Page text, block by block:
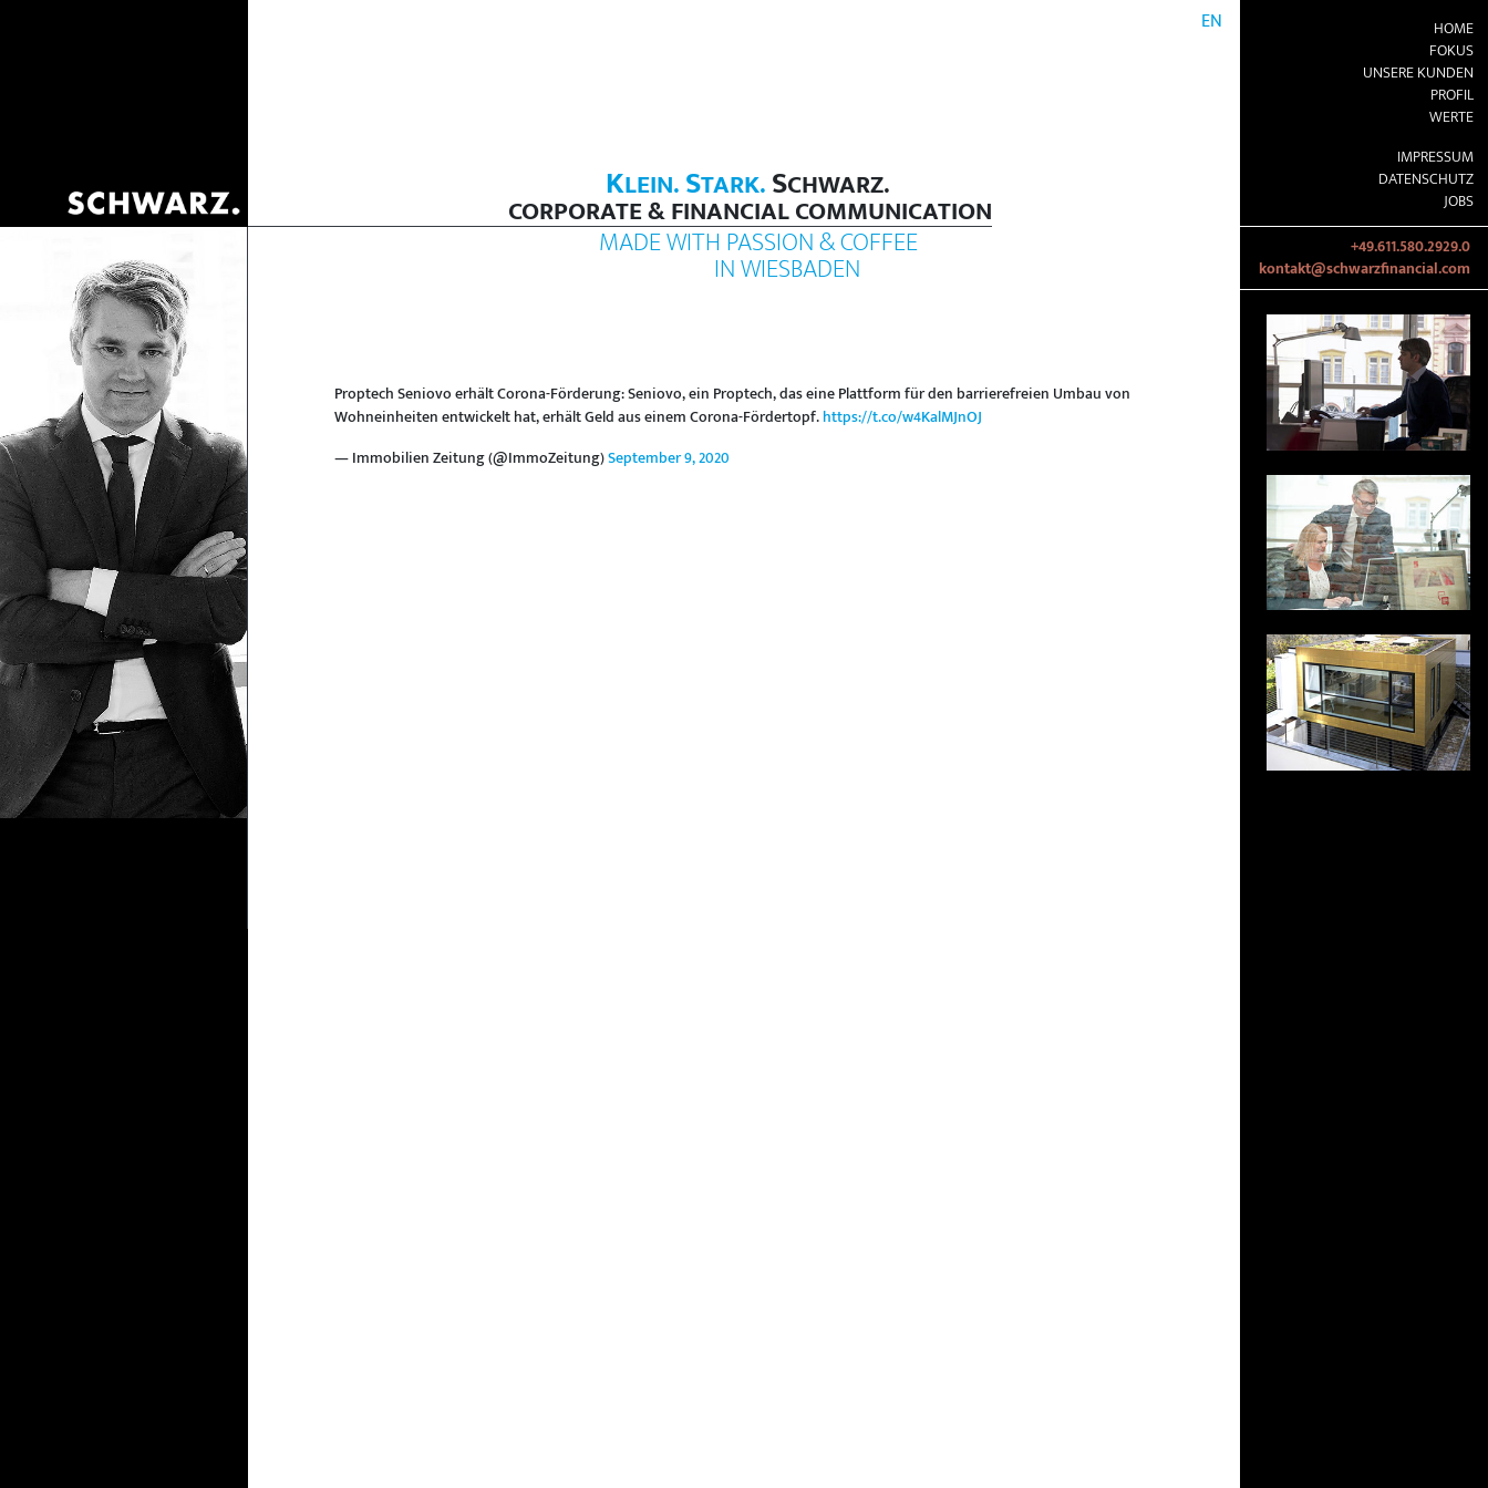
KLEIN.STARK.SCHWARZ.
CORPORATE & FINANCIAL COMMUNICATION
EN
HOME
FOKUS
UNSERE KUNDEN
PROFIL
WERTE
IMPRESSUM
DATENSCHUTZ
JOBS
MADE WITH PASSION & COFFEE
IN WIESBADEN
Proptech Seniovo erhält Corona-Förderung: Seniovo, ein Proptech, das eine Plattform für den barrierefreien Umbau von
Wohneinheiten entwickelt hat, erhält Geld aus einem Corona-Fördertopf.https://t.co/w4KalMJnOJ
— Immobilien Zeitung (@ImmoZeitung)September 9, 2020
+49.611.580.2929.0
kontakt@schwarzfinancial.com